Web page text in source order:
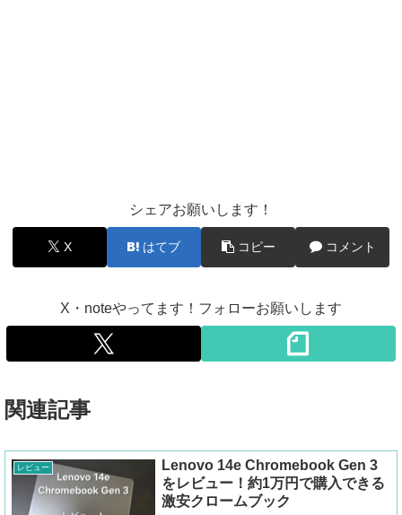
シェアお願いします！
X はてブ コピー コメント
X・noteやってます！フォローお願いします
関連記事
レビュー
Lenovo 14e Chromebook Gen 3
をレビュー！約1万円で購入できる
激安クロームブック